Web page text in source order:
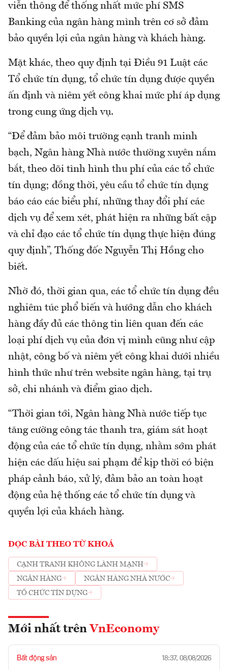
viễn thông để thống nhất mức phí SMS
Banking của ngân hàng mình trên cơ sở đảm
bảo quyền lợi của ngân hàng và khách hàng.
Mặt khác, theo quy định tại Điều 91 Luật các
Tổ chức tín dụng, tổ chức tín dụng được quyền
ấn định và niêm yết công khai mức phí áp dụng
trong cung ứng dịch vụ.
“Để đảm bảo môi trường cạnh tranh minh
bạch, Ngân hàng Nhà nước thường xuyên nắm
bắt, theo dõi tình hình thu phí của các tổ chức
tín dụng; đồng thời, yêu cầu tổ chức tín dụng
báo cáo các biểu phí, những thay đổi phí các
dịch vụ để xem xét, phát hiện ra những bất cập
và chỉ đạo các tổ chức tín dụng thực hiện đúng
quy định”, Thống đốc Nguyễn Thị Hồng cho
biết.
Nhờ đó, thời gian qua, các tổ chức tín dụng đều
nghiêm túc phổ biến và hướng dẫn cho khách
hàng đầy đủ các thông tin liên quan đến các
loại phí dịch vụ của đơn vị mình cũng như cập
nhật, công bố và niêm yết công khai dưới nhiều
hình thức như trên website ngân hàng, tại trụ
sở, chi nhánh và điểm giao dịch.
“Thời gian tới, Ngân hàng Nhà nước tiếp tục
tăng cường công tác thanh tra, giám sát hoạt
động của các tổ chức tín dụng, nhằm sớm phát
hiện các dấu hiệu sai phạm để kịp thời có biện
pháp cảnh báo, xử lý, đảm bảo an toàn hoạt
động của hệ thống các tổ chức tín dụng và
quyền lợi của khách hàng.
ĐỌC BÀI THEO TỪ KHOÁ
CẠNH TRANH KHÔNG LÀNH MẠNH
NGÂN HÀNG
NGÂN HÀNG NHÀ NƯỚC
TỔ CHỨC TÍN DỤNG
Mới nhất trên VnEconomy
Bất động sản 18:37, 08/08/2026